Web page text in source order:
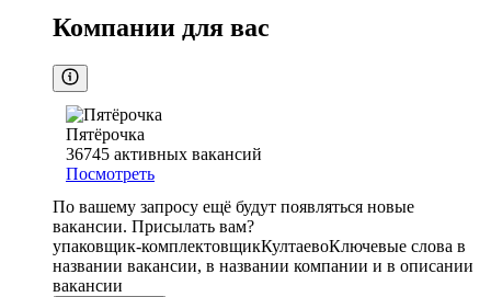
Компании для вас
Пятёрочка
36745 активных вакансий
Посмотреть
По вашему запросу ещё будут появляться новые
вакансии. Присылать вам?
упаковщик-комплектовщикКултаевоКлючевые слова в
названии вакансии, в названии компании и в описании
вакансии